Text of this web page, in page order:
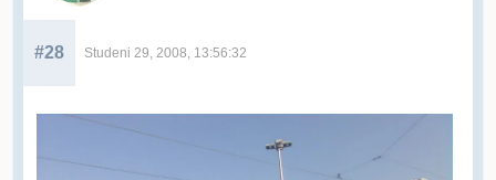
#28 Studeni 29, 2008, 13:56:32